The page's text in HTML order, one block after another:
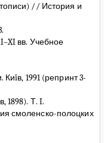
// История и
вв. Учебное
1991 (репринт 3-
1898). Т. I.
смоленско-полоцких